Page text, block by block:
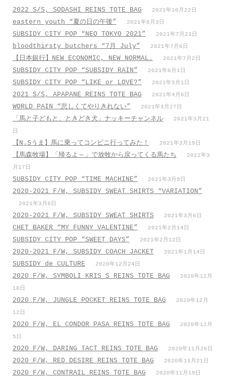
2022 S/S, SODASHI REINS TOTE BAG 2021年10月22日
eastern youth “夏の日の午後” 2021年8月3日
SUBSIDY CITY POP “NEO TOKYO 2021” 2021年7月23日
bloodthirsty butchers “7月_July” 2021年7月6日
【日本銀行】NEW ECONOMIC, NEW NORMAL. 2021年7月2日
SUBSIDY CITY POP “SUBSIDY RAIN” 2021年6月1日
SUBSIDY CITY POP “LIKE or LOVE?” 2021年5月1日
2021 S/S, APAPANE REINS TOTE BAG 2021年4月6日
WORLD PAIN “悲しくてやりきれない” 2021年3月27日
「馬と子どもと、ときどき犬」ナッキーチャンネル
2021年3月21
日
【N.Sうま】馬に乗ってコンビニ行ってみた！ 2021年3月19日
【馬森牧場】「帰るよ～」で放牧から戻ってくる馬たち
2021年3
月17日
SUBSIDY CITY POP “TIME MACHINE” 2021年3月9日
2020-2021 F/W, SUBSIDY SWEAT SHIRTS “VARIATION”
2021年3月6日
2020-2021 F/W, SUBSIDY SWEAT SHIRTS 2021年3月6日
CHET BAKER “MY FUNNY VALENTINE” 2021年2月14日
SUBSIDY CITY POP “SWEET DAYS” 2021年2月12日
2020-2021 F/W, SUBSIDY COACH JACKET 2021年1月14日
SUBSIDY de CULTURE 2020年12月24日
2020 F/W, SYMBOLI KRIS S REINS TOTE BAG
2020年12月
18日
2020 F/W, JUNGLE POCKET REINS TOTE BAG
2020年12月
12日
2020 F/W, EL CONDOR PASA REINS TOTE BAG
2020年12月
5日
2020 F/W, DARING TACT REINS TOTE BAG 2020年11月26日
2020 F/W, RED DESIRE REINS TOTE BAG 2020年11月21日
2020 F/W, CONTRAIL REINS TOTE BAG 2020年11月19日